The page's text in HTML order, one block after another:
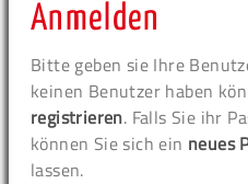
Anmelden
Bitte geben sie Ihre
keinen Benutzer haben
registrieren. Falls Sie ihr
können Sie sich ein neues
lassen.